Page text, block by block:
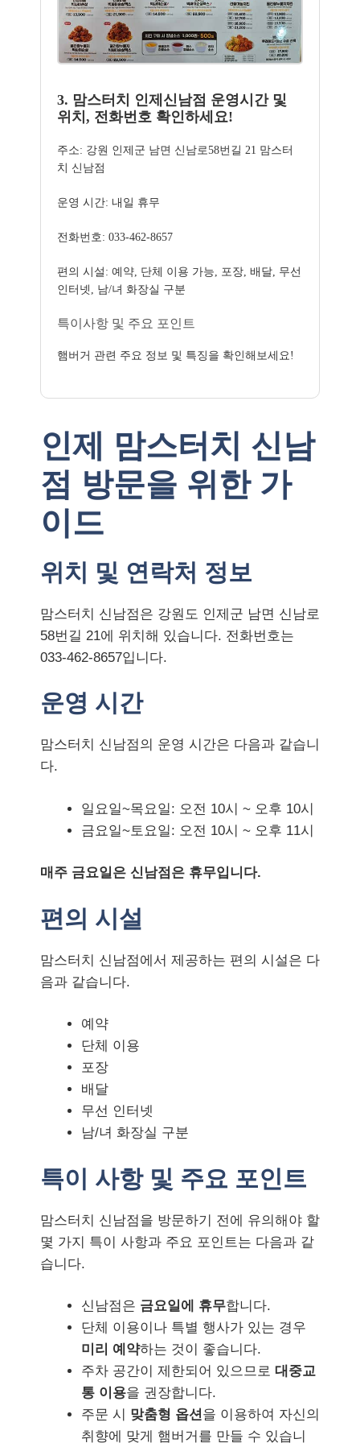
3. 맘스터치 인제신남점 운영시간 및
위치, 전화번호 확인하세요!
주소: 강원 인제군 남면 신남로58번길 21 맘스터
치 신남점
운영 시간: 내일 휴무
전화번호: 033-462-8657
편의 시설: 예약, 단체 이용 가능, 포장, 배달, 무선
인터넷, 남/녀 화장실 구분
특이사항 및 주요 포인트
햄버거 관련 주요 정보 및 특징을 확인해보세요!
인제 맘스터치 신남
점 방문을 위한 가
이드
위치 및 연락처 정보
맘스터치 신남점은 강원도 인제군 남면 신남로
58번길 21에 위치해 있습니다. 전화번호는
033-462-8657입니다.
운영 시간
맘스터치 신남점의 운영 시간은 다음과 같습니
다.
일요일~목요일: 오전 10시 ~ 오후 10시
금요일~토요일: 오전 10시 ~ 오후 11시
매주 금요일은 신남점은 휴무입니다.
편의 시설
맘스터치 신남점에서 제공하는 편의 시설은 다
음과 같습니다.
예약
단체 이용
포장
배달
무선 인터넷
남/녀 화장실 구분
특이 사항 및 주요 포인트
맘스터치 신남점을 방문하기 전에 유의해야 할
몇 가지 특이 사항과 주요 포인트는 다음과 같
습니다.
신남점은 금요일에 휴무합니다.
단체 이용이나 특별 행사가 있는 경우
미리 예약하는 것이 좋습니다.
주차 공간이 제한되어 있으므로 대중교
통 이용을 권장합니다.
주문 시 맞춤형 옵션을 이용하여 자신의
취향에 맞게 햄버거를 만들 수 있습니